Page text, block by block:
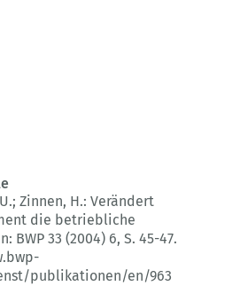
Zinnen, H.: Verändert
die betriebliche
BWP 33 (2004) 6, S. 45-47.
publikationen/en/963